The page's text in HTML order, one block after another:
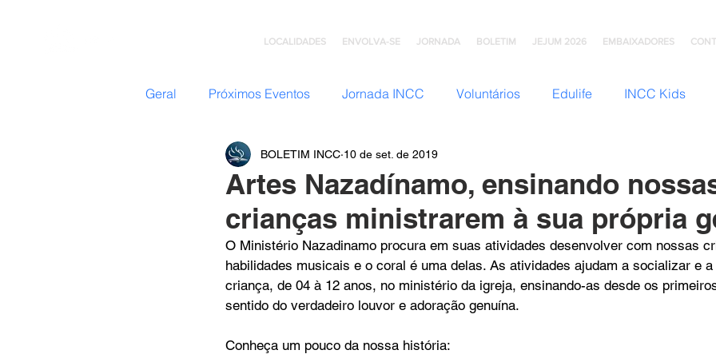
LOCALIDADES ENVOLVA-SE JORNADA BOLETIM JEJUM 2026 EMBAIXADORES
Geral Próximos Eventos Jornada INCC Voluntários Edulife INCC Kids
Nazateen (Adolescentes) JNI (Jovens)
GC: Grupo de Comunhão Testemunhos Grupo Ana Brasil
Flavio Valvassoura Acolhimento INCC Extensões Nazareno Central Music
Retiro com Deus Teatro INCC Artesanato INCC
Artes Nazadínamo, ensinando
crianças ministrarem à sua própria
BOLETIM INCC 10 de set. de 2019
O Ministério Nazadinamo procura em suas atividades desenvolver com nossas
habilidades musicais e o coral é uma delas. As atividades ajudam a socializar e
criança, de 04 à 12 anos, no ministério da igreja, ensinando-as desde os
sentido do verdadeiro louvor e adoração genuína.
Conheça um pouco da nossa história: